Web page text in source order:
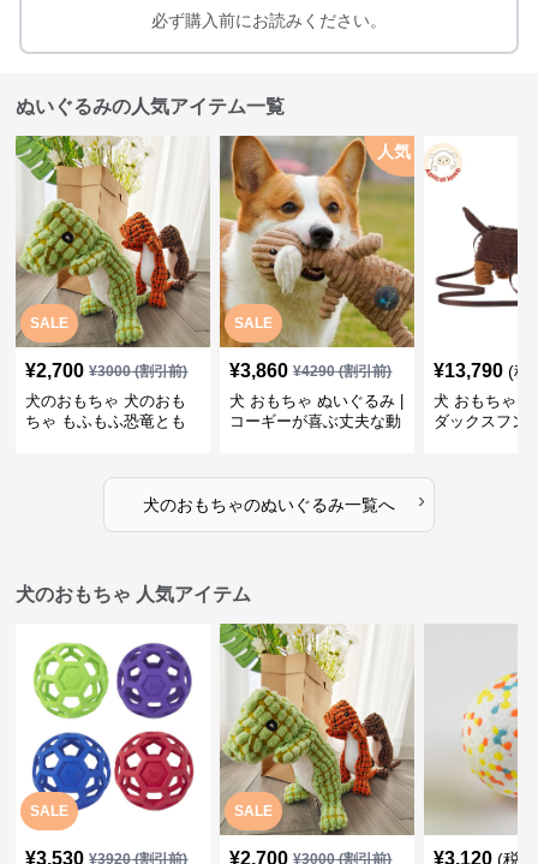
必ず購入前にお読みください。
ぬいぐるみの人気アイテム一覧
SALE
¥2,700 ¥3000(割引前)
犬のおもちゃ 犬のおも
ちゃ もふもふ恐竜とも
SALE
人気
¥3,860 ¥4290(割引前)
犬 おもちゃ ぬいぐるみ |
コーギーが喜ぶ丈夫な動
¥13,790 (税
犬 おもちゃ
ダックスフン
犬のおもちゃのぬいぐるみ一覧へ ›
犬のおもちゃ 人気アイテム
SALE
¥3,530 ¥3920(割引前)
SALE
¥2,700 ¥3000(割引前) ¥3,120 (税